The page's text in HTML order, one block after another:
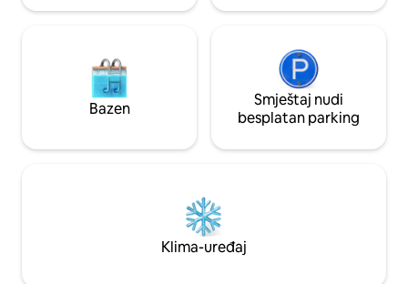
Bazen
Smještaj nudi
besplatan parking
Klima-uređaj